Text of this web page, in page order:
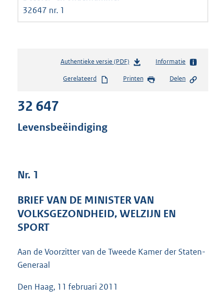
32647 nr. 1
Authentieke versie (PDF)b
s
e
:
b
Informatie
Gerelateerd Printen Delen
32 647
Levensbeëindiging
Nr. 1
BRIEF VAN DE MINISTER VAN
VOLKSGEZONDHEID, WELZIJN EN
SPORT
Aan de Voorzitter van de Tweede Kamer der Staten-
Generaal
Den Haag, 11 februari 2011